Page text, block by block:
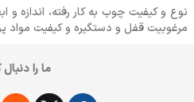
نوع و کیفیت چوب به کار رفته، اندازه
مرغوبیت قفل و دستگیره و کیفیت
ما را